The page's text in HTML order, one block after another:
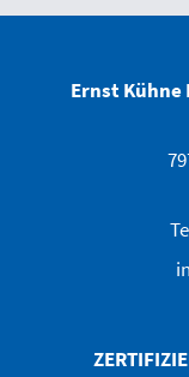
Ernst Kühne